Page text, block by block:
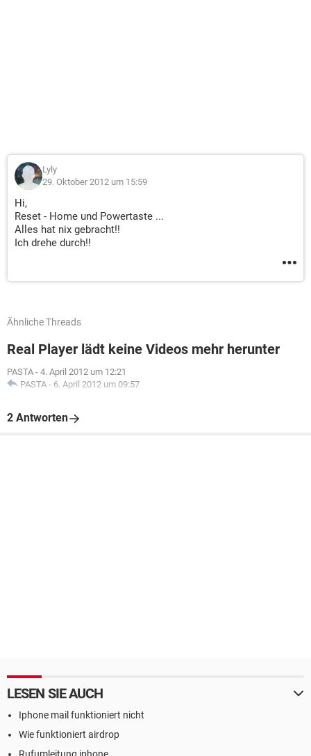
Lyly
29. Oktober 2012 um 15:59
Hi,
Reset - Home und Powertaste ...
Alles hat nix gebracht!!
Ich drehe durch!!
Ähnliche Threads
Real Player lädt keine Videos mehr herunter
PASTA - 4. April 2012 um 12:21
PASTA - 6. April 2012 um 09:57
2 Antworten
LESEN SIE AUCH
Iphone mail funktioniert nicht
Wie funktioniert airdrop